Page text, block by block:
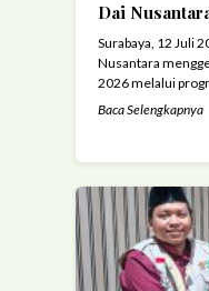
Dai
Kebahagiaan
Yatim dan
Surabaya, 12 Juli
Nusantara
2026 melalui
Piatu yang
dan komitmen
kebahagiaan bagi
Kegiatan yang
Baca Selengkapnya